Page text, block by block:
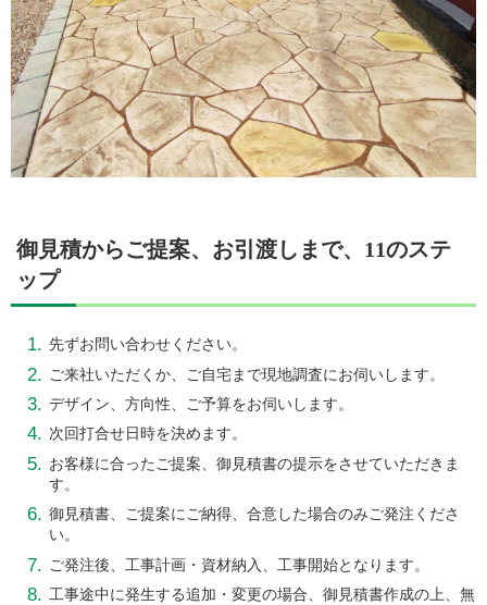
御見積からご提案、お引渡しまで、11のステ
ップ
先ずお問い合わせください。
ご来社いただくか、ご自宅まで現地調査にお伺いします。
デザイン、方向性、ご予算をお伺いします。
次回打合せ日時を決めます。
お客様に合ったご提案、御見積書の提示をさせていただきま
す。
御見積書、ご提案にご納得、 合意した場合のみご発注くださ
い。
ご発注後、工事計画・資材納入、工事開始となります。
工事途中に発生する追加・変更の場合、御見積書作成の上、 無